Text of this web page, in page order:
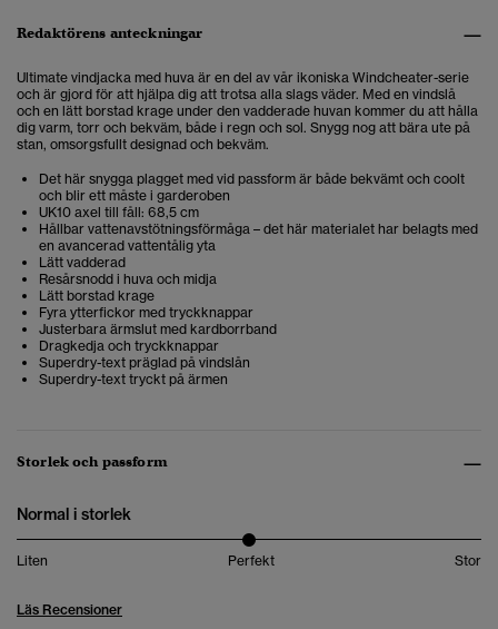
Redaktörens anteckningar
Ultimate vindjacka med huva är en del av vår ikoniska Windcheater-serie
och är gjord för att hjälpa dig att trotsa alla slags väder. Med en vindslå
och en lätt borstad krage under den vadderade huvan kommer du att hålla
dig varm, torr och bekväm, både i regn och sol. Snygg nog att bära ute på
stan, omsorgsfullt designad och bekväm.
Det här snygga plagget med vid passform är både bekvämt och coolt
och blir ett måste i garderoben
UK10 axel till fåll: 68,5 cm
Hållbar vattenavstötningsförmåga – det här materialet har belagts med
en avancerad vattentålig yta
Lätt vadderad
Resårsnodd i huva och midja
Lätt borstad krage
Fyra ytterfickor med tryckknappar
Justerbara ärmslut med kardborrband
Dragkedja och tryckknappar
Superdry-text präglad på vindslån
Superdry-text tryckt på ärmen
Storlek och passform
Normal i storlek
Liten Perfekt Stor
Läs Recensioner